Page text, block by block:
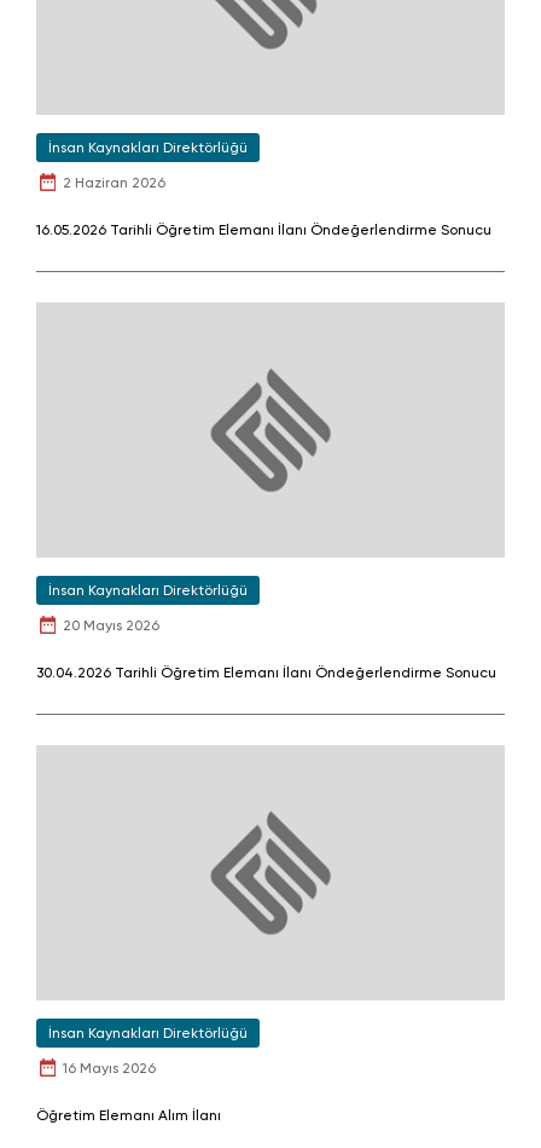
İnsan Kaynakları Direktörlüğü
2 Haziran 2026
16.05.2026 Tarihli Öğretim Elemanı İlanı Öndeğerlendirme Sonucu
İnsan Kaynakları Direktörlüğü
20 Mayıs 2026
30.04.2026 Tarihli Öğretim Elemanı İlanı Öndeğerlendirme Sonucu
İnsan Kaynakları Direktörlüğü
16 Mayıs 2026
Öğretim Elemanı Alım İlanı